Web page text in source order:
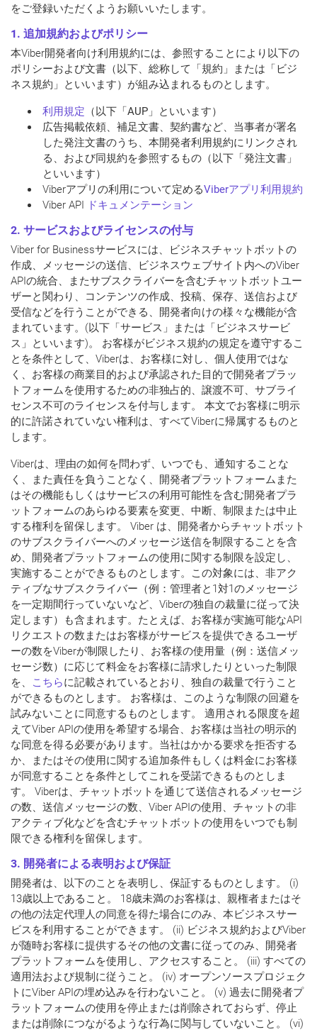
をご登録いただくようお願いいたします。
1. 追加規約およびポリシー
本Viber開発者向け利用規約には、参照することにより以下の
ポリシーおよび文書（以下、総称して「規約 」または「ビジ
ネス規約 」といいます）が組み込まれるものとします。
利用規定 （以下「AUP 」といいます）
広告掲載依頼、補足文書、契約書など、当事者が署名
した発注文書のうち、本開発者利用規約にリンクされ
る、および同規約を参照するもの（以下「発注文書 」
といいます）
Viberアプリの利用について定めるViberアプリ利用規約
Viber API ドキュメンテーション
2. サービスおよびライセンスの付与
Viber for Businessサービスには、ビジネスチャットボットの
作成、メッセージの送信、ビジネスウェブサイト内へのViber
APIの統合、またサブスクライバーを含むチャットボットユー
ザーと関わり、コンテンツの作成、投稿、保存、送信および
受信などを行うことができる、開発者向けの様々な機能が含
まれています。(以下「サービス 」または「ビジネスサービ
ス 」といいます)。 お客様がビジネス規約の規定を遵守するこ
とを条件として、Viberは、お客様に対し、個人使用ではな
く、お客様の商業目的および承認された目的で開発者プラッ
トフォームを使用するための非独占的、譲渡不可、サブライ
センス不可のライセンスを付与します。 本文でお客様に明示
的に許諾されていない権利は、すべてViberに帰属するものと
します。
Viberは、理由の如何を問わず、いつでも、通知することな
く、また責任を負うことなく、開発者プラットフォームまた
はその機能もしくはサービスの利用可能性を含む開発者プラ
ットフォームのあらゆる要素を変更、中断、制限または中止
する権利を留保します。 Viber は、開発者からチャットボット
のサブスクライバーへのメッセージ送信を制限することを含
め、開発者プラットフォームの使用に関する制限を設定し、
実施することができるものとします。この対象には、非アク
ティブなサブスクライバー（例：管理者と1対1のメッセージ
を一定期間行っていないなど、Viberの独自の裁量に従って決
定します）も含まれます。たとえば、お客様が実施可能なAPI
リクエストの数またはお客様がサービスを提供できるユーザ
ーの数をViberが制限したり、お客様の使用量（例：送信メッ
セージ数）に応じて料金をお客様に請求したりといった制限
を、
こちらに記載されているとおり、独自の裁量で行うこと
ができるものとします。 お客様は、このような制限の回避を
試みないことに同意するものとします。 適用される限度を超
えてViber APIの使用を希望する場合、お客様は当社の明示的
な同意を得る必要があります。当社はかかる要求を拒否する
か、またはその使用に関する追加条件もしくは料金にお客様
が同意することを条件としてこれを受諾できるものとしま
す。 Viberは、チャットボットを通じて送信されるメッセージ
の数、送信メッセージの数、Viber APIの使用、チャットの非
アクティブ化などを含むチャットボットの使用をいつでも制
限できる権利を留保します。
3. 開発者による表明および保証
開発者は、以下のことを表明し、保証するものとします。 (i)
13歳以上であること。 18歳未満のお客様は、親権者またはそ
の他の法定代理人の同意を得た場合にのみ、本ビジネスサー
ビスを利用することができます。 (ii) ビジネス規約およびViber
が随時お客様に提供するその他の文書に従ってのみ、開発者
プラットフォームを使用し、アクセスすること。 (iii) すべての
適用法および規制に従うこと。 (iv) オープンソースプロジェク
トにViber APIの埋め込みを行わないこと。 (v) 過去に開発者プ
ラットフォームの使用を停止または削除されておらず、停止
または削除につながるような行為に関与していないこと。 (vi)